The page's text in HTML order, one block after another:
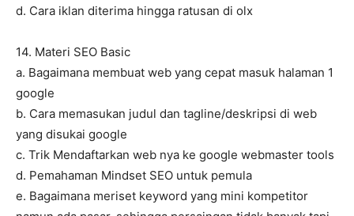
d. Cara iklan diterima hingga ratusan di olx
14. Materi SEO Basic
a. Bagaimana membuat web yang cepat masuk halaman 1
google
b. Cara memasukan judul dan tagline/deskripsi di web
yang disukai google
c. Trik Mendaftarkan web nya ke google webmaster tools
d. Pemahaman Mindset SEO untuk pemula
e. Bagaimana meriset keyword yang mini kompetitor